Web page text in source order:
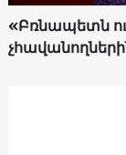
«Բռնապետն